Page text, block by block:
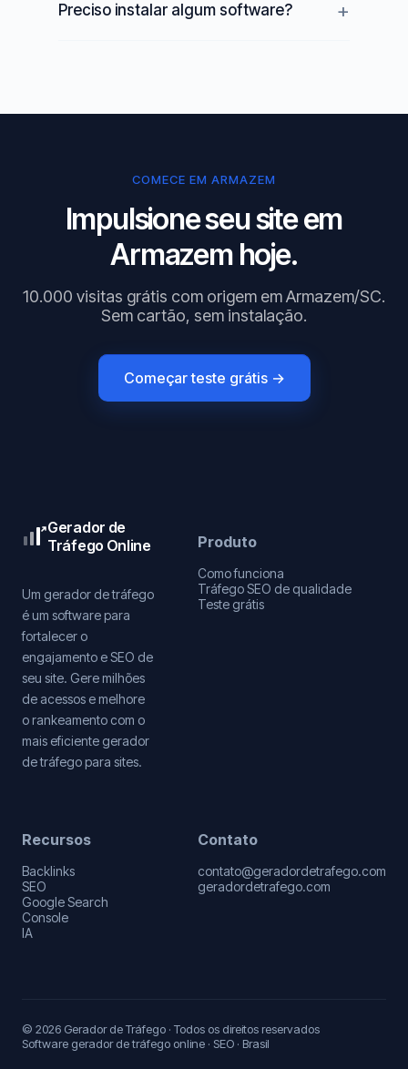
Preciso instalar algum software?
COMECE EM ARMAZEM
Impulsione seu site em
Armazem hoje.
10.000 visitas grátis com origem em Armazem/SC.
Sem cartão, sem instalação.
Começar teste grátis →
Gerador de
Tráfego Online
Um gerador de tráfego
é um software para
fortalecer o
engajamento e SEO de
seu site. Gere milhões
de acessos e melhore
o rankeamento com o
mais eficiente gerador
de tráfego para sites.
Produto
Como funciona
Tráfego SEO de qualidade
Teste grátis
Recursos
Backlinks
SEO
Google Search
Console
IA
Contato
contato@geradordetrafego.com
geradordetrafego.com
© 2026 Gerador de Tráfego · Todos os direitos reservados
Software gerador de tráfego online · SEO · Brasil